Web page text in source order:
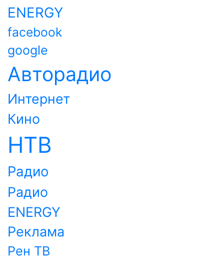
ENERGY
facebook
google
Авторадио
Интернет
Кино
НТВ
Радио
Радио
ENERGY
Реклама
Рен ТВ